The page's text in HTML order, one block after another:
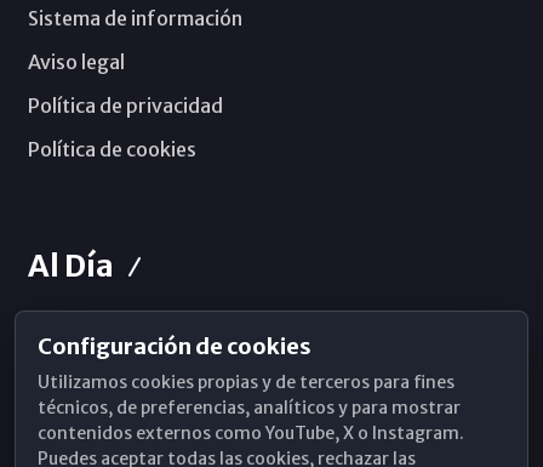
Sistema de información
Aviso legal
Política de privacidad
Política de cookies
Al Día
Horarios de Misa
Hemeroteca
WhatsApp
Configuración de cookies
Utilizamos cookies propias y de terceros para fines
técnicos, de preferencias, analíticos y para mostrar
contenidos externos como YouTube, X o Instagram.
Puedes aceptar todas las cookies, rechazar las